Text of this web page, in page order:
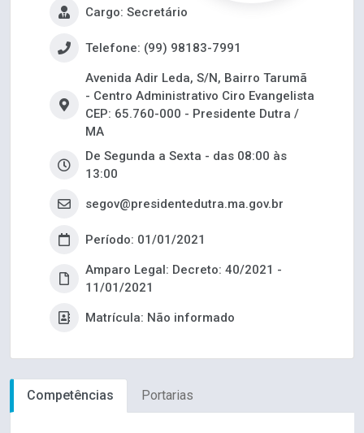
Cargo: Secretário
Telefone: (99) 98183-7991
Avenida Adir Leda, S/N, Bairro Tarumã
- Centro Administrativo Ciro Evangelista
CEP: 65.760-000 - Presidente Dutra /
MA
De Segunda a Sexta - das 08:00 às
13:00
segov@presidentedutra.ma.gov.br
Período: 01/01/2021
Amparo Legal: Decreto: 40/2021 -
11/01/2021
Matrícula: Não informado
Competências Portarias